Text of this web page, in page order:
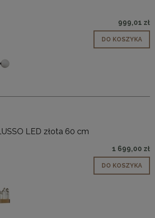
999,01 zł
DO KOSZYKA
LED złota 60 cm
1 699,00 zł
DO KOSZYKA